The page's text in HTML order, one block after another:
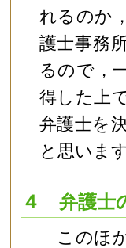
れるのか
護士事務
るので，
得した上
弁護士を
と思います
４ 弁護士
このほ